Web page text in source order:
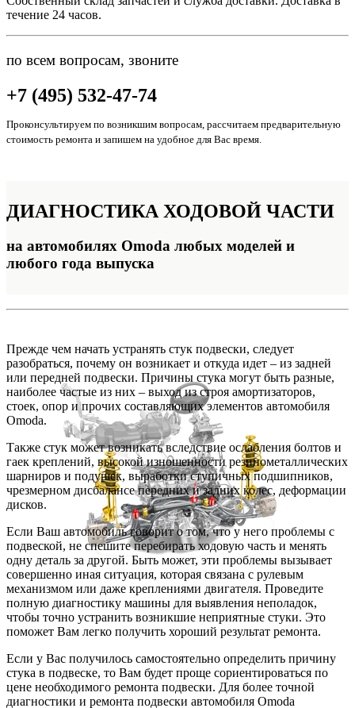
течение 24 часов.
по всем вопросам, звоните
+7 (495) 532-47-74
Проконсультируем по возникшим вопросам, рассчитаем предварительную
стоимость ремонта и запишем на удобное для Вас время.
ДИАГНОСТИКА ХОДОВОЙ ЧАСТИ
на автомобилях Omoda любых моделей и
любого года выпуска
Прежде чем начать устранять стук подвески, следует
разобраться, почему он возникает и откуда идет – из задней
или передней подвески. Причины стука могут быть разные,
наиболее частые из них – выход из строя амортизаторов,
стоек, опор и прочих составляющих элементов автомобиля
Omoda.
Также стук может возникать вследствие ослабления болтов и
гаек креплений, высокой изношенности резинометаллических
шарниров и подушек, выработки ступичных подшипников,
чрезмерном дисбалансе передних и задних колес, деформации
дисков.
Если Ваш автомобиль говорит о том, что у него проблемы с
подвеской, не спешите перебирать ходовую часть и менять
одну деталь за другой. Быть может, эти проблемы вызывает
совершенно иная ситуация, которая связана с рулевым
механизмом или даже креплениями двигателя. Проведите
полную диагностику машины для выявления неполадок,
чтобы точно устранить возникшие неприятные стуки. Это
поможет Вам легко получить хороший результат ремонта.
Если у Вас получилось самостоятельно определить причину
стука в подвеске, то Вам будет проще сориентироваться по
цене необходимого ремонта подвески. Для более точной
диагностики и ремонта подвески автомобиля Omoda